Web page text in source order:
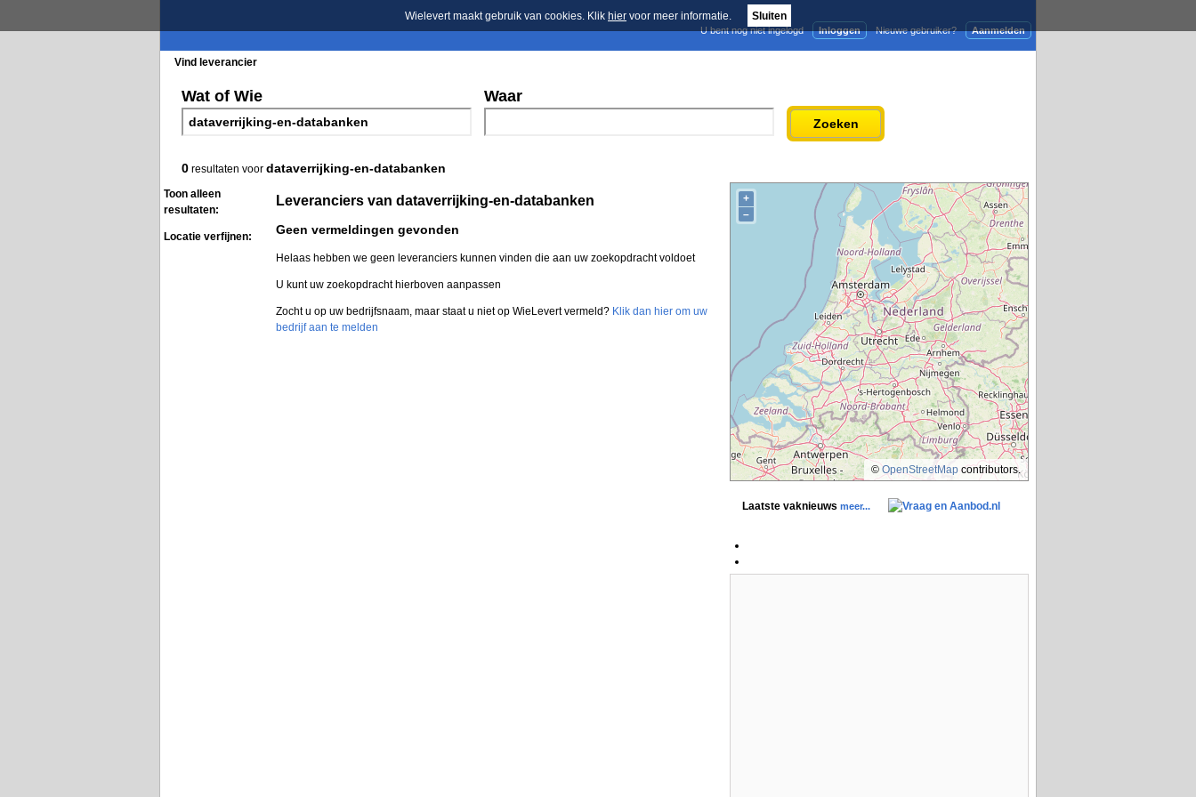
Wielevert maakt gebruik van cookies. Klik hier voor meer informatie. Sluiten
Aanmelden
Nieuwe gebruiker?
Inloggen
U bent nog niet ingelogd
Vind leverancier
Wat of Wie Waar
Zoeken
0 resultaten voor dataverrijking-en-databanken
Toon alleen
resultaten:
Locatie verfijnen:
Leveranciers van dataverrijking-en-databanken
Geen vermeldingen gevonden
Helaas hebben we geen leveranciers kunnen vinden die aan uw zoekopdracht voldoet
U kunt uw zoekopdracht hierboven aanpassen
Zocht u op uw bedrijfsnaam, maar staat u niet op WieLevert vermeld? Klik dan hier om uw
bedrijf aan te melden
+
–
© OpenStreetMap contributors.
Laatste vaknieuws meer...